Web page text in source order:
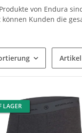
von Endura
können Kunden die
LAGER